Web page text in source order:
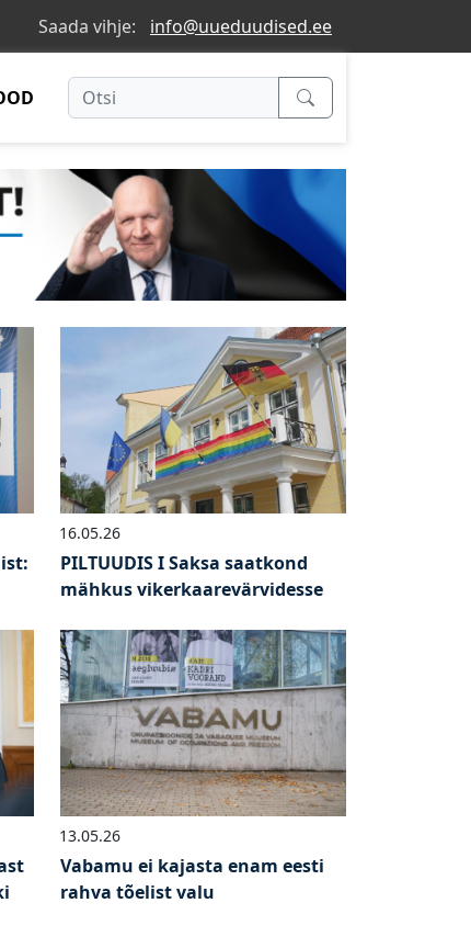
Saada vihje: info@uueduudised.ee
16.05.26
PILTUUDIS I Saksa saatkond
mähkus vikerkaarevärvidesse
13.05.26
Vabamu ei kajasta enam eesti
rahva tõelist valu